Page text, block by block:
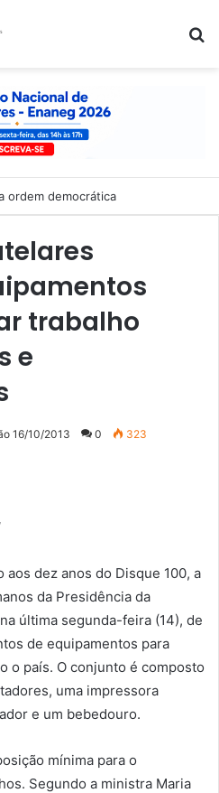
ordem democrática
trabalho
e
16/10/2013 0 323
aos dez anos do Disque 100, a
da Presidência da
última segunda-feira (14), de
de equipamentos para
o país. O conjunto é composto
uma impressora
e um bebedouro.
mínima para o
Segundo a ministra Maria